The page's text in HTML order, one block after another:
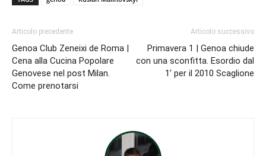
Articolo precedente
Genoa Club Zeneixi de Roma |
Cena alla Cucina Popolare
Genovese nel post Milan.
Come prenotarsi
Articolo successivo
Primavera 1 | Genoa chiude
con una sconfitta. Esordio dal
1’ per il 2010 Scaglione